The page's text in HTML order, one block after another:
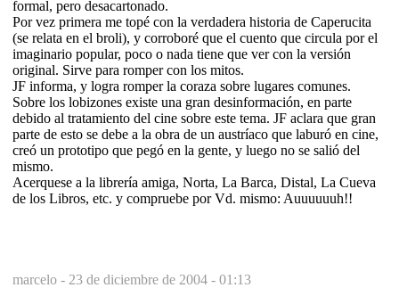
formal, pero desacartonado.
Por vez primera me topé con la verdadera historia de Caperucita
(se relata en el broli), y corroboré que el cuento que circula por el
imaginario popular, poco o nada tiene que ver con la versión
original. Sirve para romper con los mitos.
JF informa, y logra romper la coraza sobre lugares comunes.
Sobre los lobizones existe una gran desinformación, en parte
debido al tratamiento del cine sobre este tema. JF aclara que gran
parte de esto se debe a la obra de un austríaco que laburó en cine,
creó un prototipo que pegó en la gente, y luego no se salió del
mismo.
Acerquese a la librería amiga, Norta, La Barca, Distal, La Cueva
de los Libros, etc. y compruebe por Vd. mismo: Auuuuuuh!!
marcelo - 23 de diciembre de 2004 - 01:13